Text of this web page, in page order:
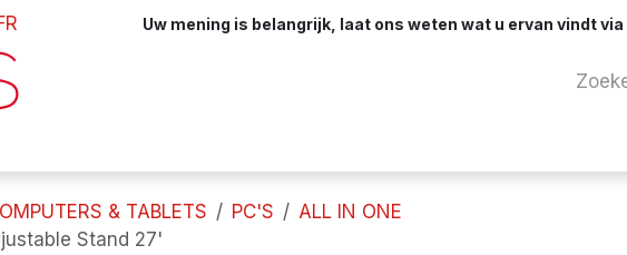
Uw mening is belangrijk, laat ons weten wat u ervan vindt via
& TABLETS PC'S
ALL IN ONE
Stand 27'